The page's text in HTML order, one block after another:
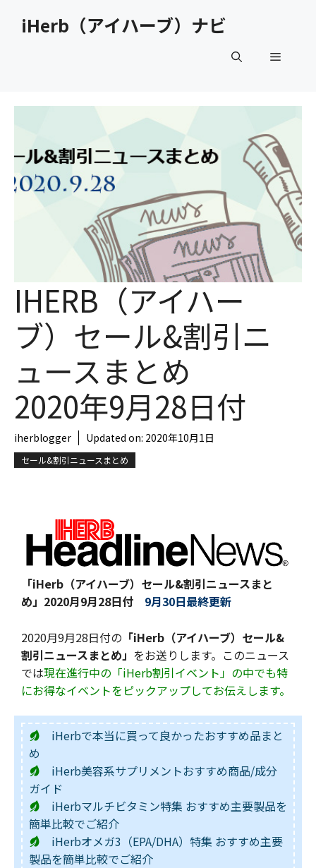
iHerb（アイハーブ）ナビ
メ
ー
IHERB（アイハー
ブ）セール&割引ニ
ュースまとめ
2020年9月28日付
iherblogger Updated on: 2020年10月1日
セール&割引ニュースまとめ
「iHerb（アイハーブ）セール&割引ニュースまと
め」 2020月9月28日付 9月30日最終更新
2020月9月28日付の 「iHerb（アイハーブ）セール&
割引ニュースまとめ」 をお送りします。このニュース
では現在進行中の「iHerb割引イベント」の中でも特
にお得なイベントをピックアップしてお伝えします。
iHerbで本当に買って良かったおすすめ品まと
め
iHerb美容系サプリメントおすすめ商品/成分
ガイド
iHerbマルチビタミン特集 おすすめ主要製品を
簡単比較でご紹介
iHerbオメガ3（EPA/DHA）特集 おすすめ主要
製品を簡単比較でご紹介